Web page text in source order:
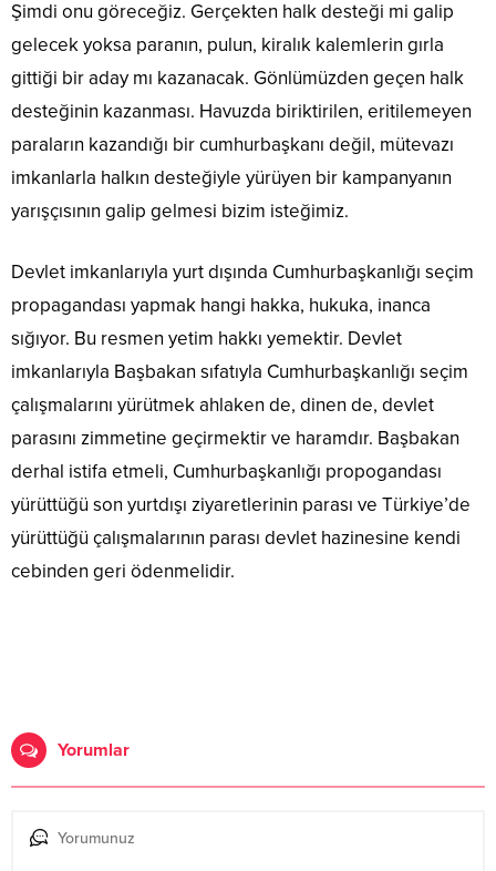
Şimdi onu göreceğiz. Gerçekten halk desteği mi galip
gelecek yoksa paranın, pulun, kiralık kalemlerin gırla
gittiği bir aday mı kazanacak. Gönlümüzden geçen halk
desteğinin kazanması. Havuzda biriktirilen, eritilemeyen
paraların kazandığı bir cumhurbaşkanı değil, mütevazı
imkanlarla halkın desteğiyle yürüyen bir kampanyanın
yarışçısının galip gelmesi bizim isteğimiz.
Devlet imkanlarıyla yurt dışında Cumhurbaşkanlığı seçim
propagandası yapmak hangi hakka, hukuka, inanca
sığıyor. Bu resmen yetim hakkı yemektir. Devlet
imkanlarıyla Başbakan sıfatıyla Cumhurbaşkanlığı seçim
çalışmalarını yürütmek ahlaken de, dinen de, devlet
parasını zimmetine geçirmektir ve haramdır. Başbakan
derhal istifa etmeli, Cumhurbaşkanlığı propogandası
yürüttüğü son yurtdışı ziyaretlerinin parası ve Türkiye’de
yürüttüğü çalışmalarının parası devlet hazinesine kendi
cebinden geri ödenmelidir.
Yorumlar